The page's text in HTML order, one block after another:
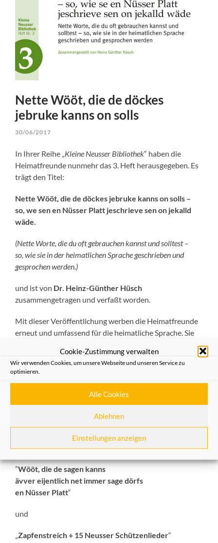
Cookie-Zustimmung verwalten
Wir verwenden Cookies, um unsere Webseite und unseren Service zu
optimieren.
Alle Cookies
Ablehnen
Einstellungen anzeigen
Nette Wööt, die de döckes
jebruke kanns on solls
30/06/2017
In Ihrer Reihe „Kleine Neusser Bibliothek“ haben die
Heimatfreunde nunmehr das 3. Heft herausgegeben. Es
trägt den Titel:
Nette Wööt, die de döckes jebruke kanns on solls –
so, we sen en Nüsser Platt jeschrieve sen on jekalld
wäde.
(Nette Worte, die du oft gebrauchen kannst und solltest –
so, wie sie in der heimatlichen Sprache geschrieben und
gesprochen werden.)
und ist von Dr. Heinz-Günther Hüsch
zusammengetragen und verfaßt worden.
Mit dieser Veröffentlichung werben die Heimatfreunde
erneut und umfassend für die heimatliche Sprache. Sie
Landschaft Neuss. Sie ist vielfältig und aussagekräftig,
hat manche gute Wortwendungen und lebt auch weiter
Karnevalisten. Sie sollte erhalten werden – auch wenn
eine starke Tendenz dagegen zu sprechen scheint.
die Fortsetzung der beiden vorausgegangenen
Ausgaben
”Wööt, die de sagen kanns
ävver eijentlich net immer sage dörfs
en Nüsser Platt“
und
„Zapfenstreich + 15 Neusser Schützenlieder“